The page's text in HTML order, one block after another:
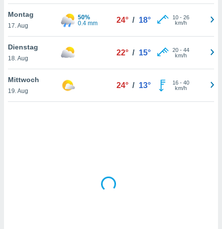
Montag
17. Aug
50%
0.4 mm
24° / 18° 10- 26
km/h
Dienstag
18. Aug
22° / 15° 20- 44
km/h
Mittwoch
19. Aug
24° / 13° 16- 40
km/h